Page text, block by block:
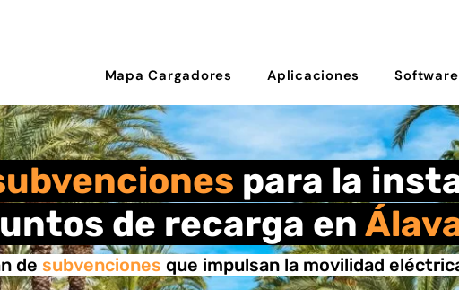
Mapa Cargadores Aplicaciones Software
para la
de recarga en
de subvenciones que impulsan la movilidad